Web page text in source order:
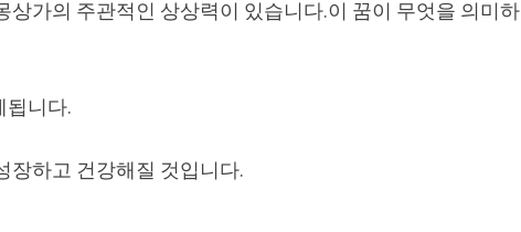
상가의 주관적인 상상력이 있습니다.이 꿈이 무엇을 의미하
됩니다.
장하고 건강해질 것입니다.